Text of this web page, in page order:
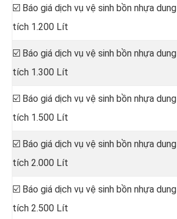
☑️ Báo giá dịch vụ vệ sinh bồn nhựa dung
tích 1.200 Lít
☑️ Báo giá dịch vụ vệ sinh bồn nhựa dung
tích 1.300 Lít
☑️ Báo giá dịch vụ vệ sinh bồn nhựa dung
tích 1.500 Lít
☑️ Báo giá dịch vụ vệ sinh bồn nhựa dung
tích 2.000 Lít
☑️ Báo giá dịch vụ vệ sinh bồn nhựa dung
tích 2.500 Lít